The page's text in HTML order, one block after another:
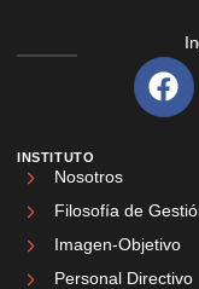
INSTITUTO
Nosotros
Filosofía de
Imagen-Objetivo
Personal Directivo